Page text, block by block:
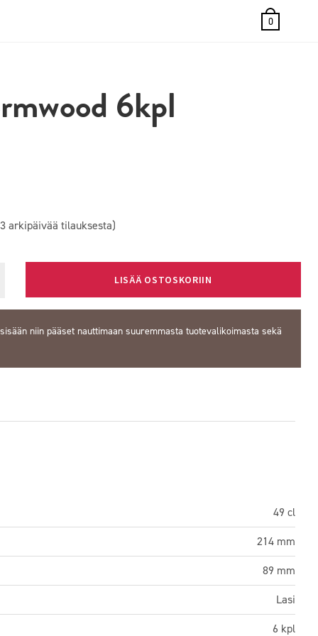
0
6kpl
arkipäivää tilauksesta)
LISÄÄ OSTOSKORIIN
niin pääset nauttimaan suuremmasta tuotevalikoimasta sekä
49 cl
214 mm
89 mm
Lasi
6 kpl